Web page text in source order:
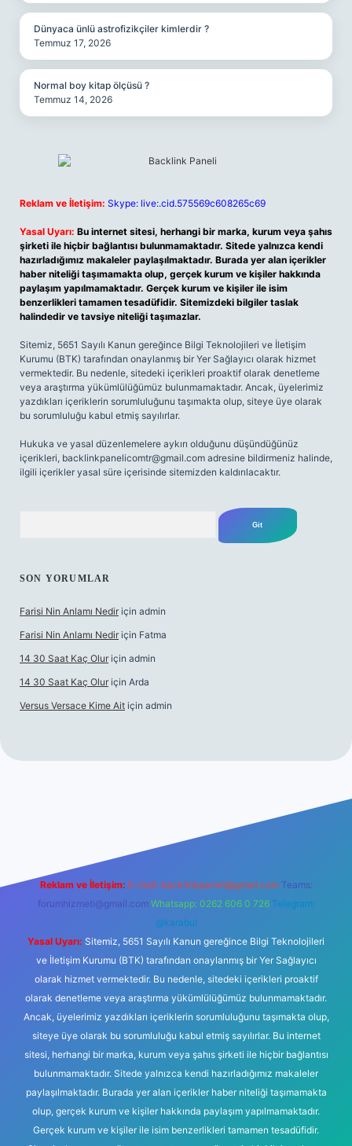
Dünyaca ünlü astrofizikçiler kimlerdir ?
Temmuz 17, 2026
Normal boy kitap ölçüsü ?
Temmuz 14, 2026
Reklam ve İletişim: Skype: live:.cid.575569c608265c69
Yasal Uyarı: Bu internet sitesi, herhangi bir marka, kurum veya şahıs
şirketi ile hiçbir bağlantısı bulunmamaktadır. Sitede yalnızca kendi
hazırladığımız makaleler paylaşılmaktadır. Burada yer alan içerikler
haber niteliği taşımamakta olup, gerçek kurum ve kişiler hakkında
paylaşım yapılmamaktadır. Gerçek kurum ve kişiler ile isim
benzerlikleri tamamen tesadüfidir. Sitemizdeki bilgiler taslak
halindedir ve tavsiye niteliği taşımazlar.
Sitemiz, 5651 Sayılı Kanun gereğince Bilgi Teknolojileri ve İletişim
Kurumu (BTK) tarafından onaylanmış bir Yer Sağlayıcı olarak hizmet
vermektedir. Bu nedenle, sitedeki içerikleri proaktif olarak denetleme
veya araştırma yükümlülüğümüz bulunmamaktadır. Ancak, üyelerimiz
yazdıkları içeriklerin sorumluluğunu taşımakta olup, siteye üye olarak
bu sorumluluğu kabul etmiş sayılırlar.
Hukuka ve yasal düzenlemelere aykırı olduğunu düşündüğünüz
içerikleri, backlinkpanelicomtr@gmail.com adresine bildirmeniz halinde,
ilgili içerikler yasal süre içerisinde sitemizden kaldırılacaktır.
SON YORUMLAR
Farisi Nin Anlamı Nedir için admin
Farisi Nin Anlamı Nedir için Fatma
14 30 Saat Kaç Olur için admin
14 30 Saat Kaç Olur için Arda
Versus Versace Kime Ait için admin
Reklam ve İletişim: E-mail: backlinkpaneli@gmail.com Teams:
forumhizmeti@gmail.com Whatsapp: 0262 606 0 726 Telegram:
@karabul
Yasal Uyarı: Sitemiz, 5651 Sayılı Kanun gereğince Bilgi Teknolojileri
ve İletişim Kurumu (BTK) tarafından onaylanmış bir Yer Sağlayıcı
olarak hizmet vermektedir. Bu nedenle, sitedeki içerikleri proaktif
olarak denetleme veya araştırma yükümlülüğümüz bulunmamaktadır.
Ancak, üyelerimiz yazdıkları içeriklerin sorumluluğunu taşımakta olup,
siteye üye olarak bu sorumluluğu kabul etmiş sayılırlar. Bu internet
sitesi, herhangi bir marka, kurum veya şahıs şirketi ile hiçbir bağlantısı
bulunmamaktadır. Sitede yalnızca kendi hazırladığımız makaleler
paylaşılmaktadır. Burada yer alan içerikler haber niteliği taşımamakta
olup, gerçek kurum ve kişiler hakkında paylaşım yapılmamaktadır.
Gerçek kurum ve kişiler ile isim benzerlikleri tamamen tesadüfidir.